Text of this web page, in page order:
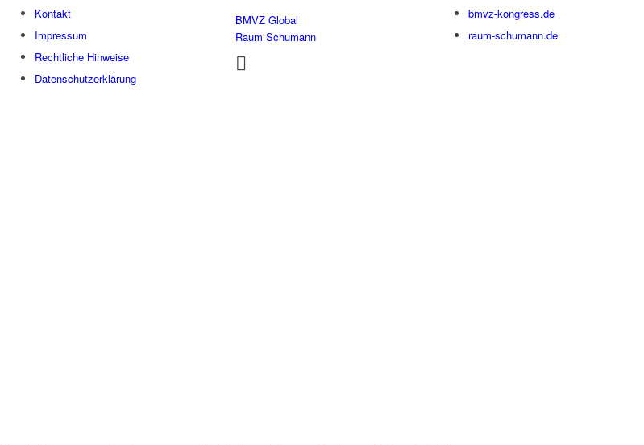
Kontakt
Impressum
Rechtliche Hinweise
Datenschutzerklärung
BMVZ Global
Raum Schumann
bmvz-kongress.de
raum-schumann.de